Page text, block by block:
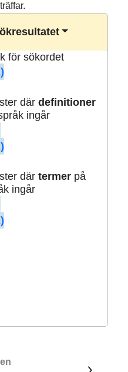
för sökordet
där definitioner
ingår
där termerpå
ingår
en